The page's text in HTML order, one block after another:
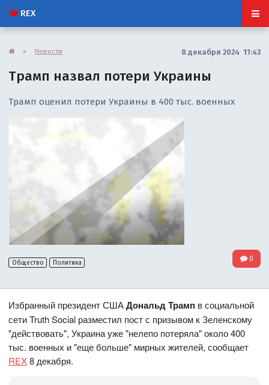
REX
» Новости 8 декабря 2024 11:43
Трамп назвал потери Украины
Трамп оценил потери Украины в 400 тыс. военных
Общество Политика 0
Избранный президент СШАДональд Трамп в социальной
сети Truth Social разместил пост с призывом к Зеленскому
"действовать", Украина уже "нелепо потеряла" около 400
тыс. военных и "еще больше" мирных жителей, сообщает
REX8 декабря.